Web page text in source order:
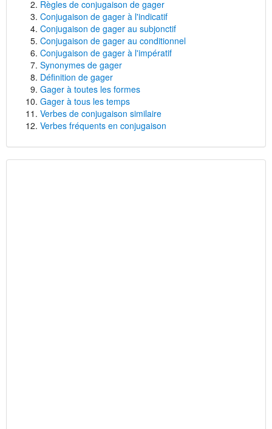
Règles de conjugaison de gager
Conjugaison de gager à l'indicatif
Conjugaison de gager au subjonctif
Conjugaison de gager au conditionnel
Conjugaison de gager à l'impératif
Synonymes de gager
Définition de gager
Gager à toutes les formes
Gager à tous les temps
Verbes de conjugaison similaire
Verbes fréquents en conjugaison